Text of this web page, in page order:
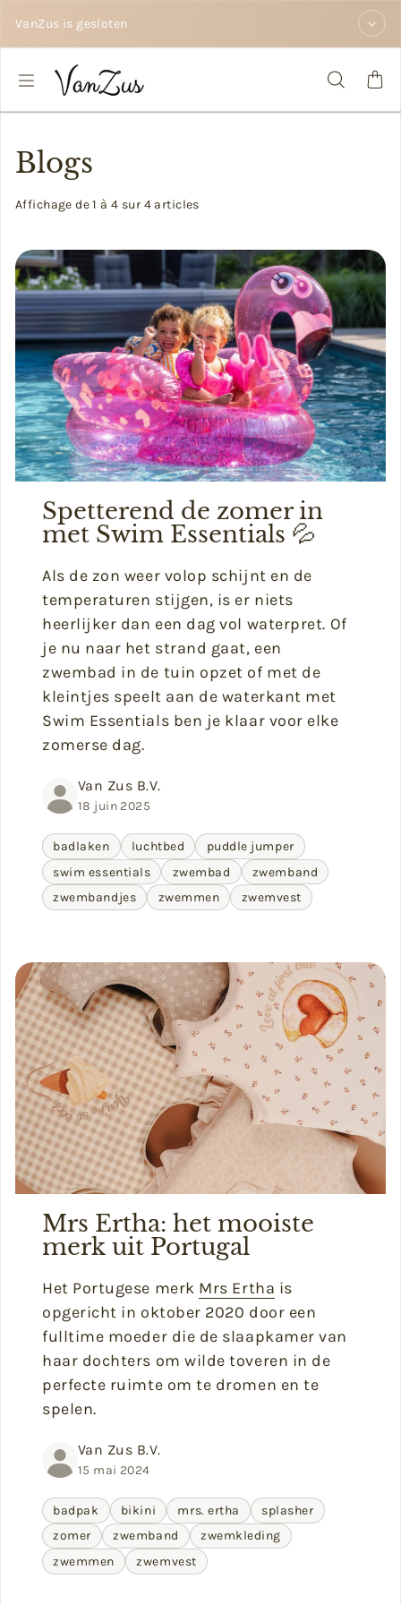
VanZus is gesloten
Blogs
Affichage de 1 à 4 sur 4 articles
Spetterend de zomer in
met Swim Essentials 💦
Als de zon weer volop schijnt en de
temperaturen stijgen, is er niets
heerlijker dan een dag vol waterpret. Of
je nu naar het strand gaat, een
zwembad in de tuin opzet of met de
kleintjes speelt aan de waterkant met
Swim Essentials ben je klaar voor elke
zomerse dag.
Van Zus B.V.
18 juin 2025
badlaken luchtbed
puddle jumper
swim essentials
zwembad
zwemband
zwembandjes
zwemmen zwemvest
Mrs Ertha: het mooiste
merk uit Portugal
Het Portugese merk Mrs Ertha is
opgericht in oktober 2020 door een
fulltime moeder die de slaapkamer van
haar dochters om wilde toveren in de
perfecte ruimte om te dromen en te
spelen.
Van Zus B.V.
15 mai 2024
badpak bikini mrs. ertha
splasher
zomer
zwemband
zwemkleding
zwemmen
zwemvest